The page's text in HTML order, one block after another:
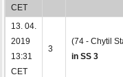
CET
13. 04.
2019
13:31
CET
3
(74 - Chytil
in SS 3